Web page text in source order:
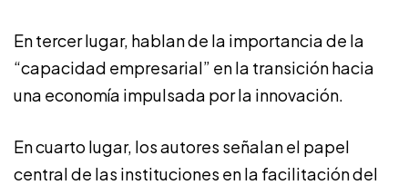
En tercer lugar, hablan de la importancia de la
“capacidad empresarial” en la transición hacia
una economía impulsada por la innovación.
En cuarto lugar, los autores señalan el papel
central de las instituciones en la facilitación del